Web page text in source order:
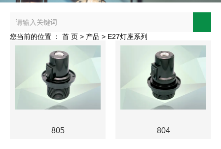
ENGLISH
您当前的位置 ： 首 页 > 产品 > E27灯座系列
805 804